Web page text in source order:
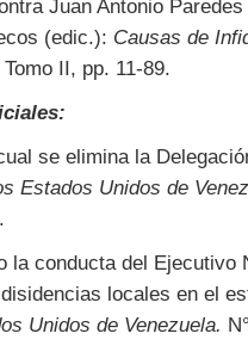
Juan Antonio
(edic.): Causas de
II, pp. 11-89.
se elimina la
Estados Unidos de
la conducta del Ejecutivo
locales en el
Unidos de Venezuela.